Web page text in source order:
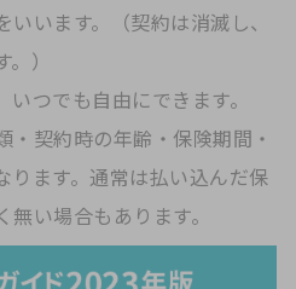
います。（契約は消滅し、
）
つでも自由にできます。
・契約時の年齢・保険期間・
ります。通常は払い込んだ保
い場合もあります。